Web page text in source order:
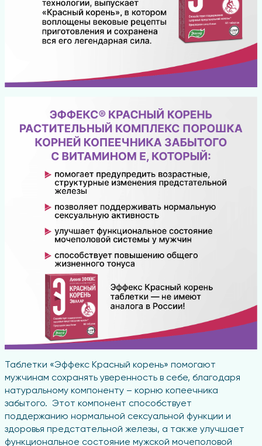
Таблетки «Эффекс Красный корень» помогают
мужчинам сохранять уверенность в себе, благодаря
натуральному компоненту – корню копеечника
забытого. Этот компонент способствует
поддержанию нормальной сексуальной функции и
здоровья предстательной железы, а также улучшает
функциональное состояние мужской мочеполовой